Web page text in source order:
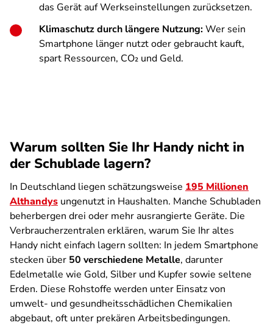
das Gerät auf Werkseinstellungen zurücksetzen.
Klimaschutz durch längere Nutzung:Wer sein
Smartphone länger nutzt oder gebraucht kauft,
spart Ressourcen, CO₂ und Geld.
Warum sollten Sie Ihr Handy nicht in
der Schublade lagern?
In Deutschland liegen schätzungsweise 195 Millionen
Althandys ungenutzt in Haushalten. Manche Schubladen
beherbergen drei oder mehr ausrangierte Geräte. Die
Verbraucherzentralen erklären, warum Sie Ihr altes
Handy nicht einfach lagern sollten: In jedem Smartphone
stecken über 50 verschiedene Metalle, darunter
Edelmetalle wie Gold, Silber und Kupfer sowie seltene
Erden. Diese Rohstoffe werden unter Einsatz von
umwelt- und gesundheitsschädlichen Chemikalien
abgebaut, oft unter prekären Arbeitsbedingungen.